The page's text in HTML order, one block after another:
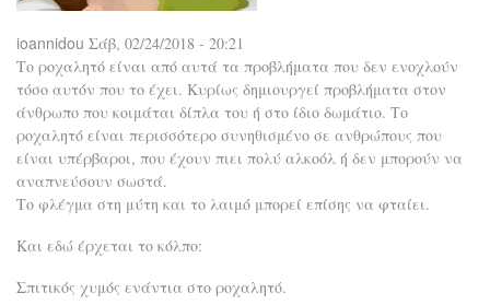
ioannidou Σάβ, 02/24/2018 - 20:21
Το ροχαλητό είναι από αυτά τα προβλήματα που δεν ενοχλούν
τόσο αυτόν που το έχει. Κυρίως δημιουργεί προβλήματα στον
άνθρωπο που κοιμάται δίπλα του ή στο ίδιο δωμάτιο. Το
ροχαλητό είναι περισσότερο συνηθισμένο σε ανθρώπους που
είναι υπέρβαροι, που έχουν πιει πολύ αλκοόλ ή δεν μπορούν να
αναπνεύσουν σωστά.
Το φλέγμα στη μύτη και το λαιμό μπορεί επίσης να φταίει.
Και εδώ έρχεται το κόλπο:
Σπιτικός χυμός ενάντια στο ροχαλητό.